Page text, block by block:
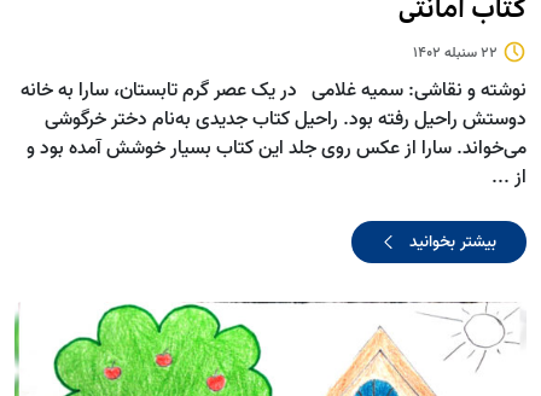
22 سنبله 1402
نوشته و نقاشی: سمیه غلامی در یک عصر گرم تابستان، سارا به خانه
دوستش راحیل رفته بود. راحیل کتاب جدیدی به‌نام دختر خرگوشی
می‌خواند. سارا از عکس روی جلد این کتاب بسیار خوشش آمده بود و
از ...
بیشتر بخوانید